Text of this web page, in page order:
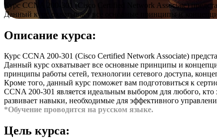
Курс CCNA 200-301 (Cisco Certified Network Associate)
Данный курс охватывает все основные принципы и
Описание курса:
Курс CCNA 200-301 (Cisco Certified Network Associate)
Данный курс охватывает все основные принципы и
принципы работы сетей, технологии сетевого доступа,
Кроме того, данный курс поможет вам подготовиться к
CCNA 200-301 является идеальным выбором для любого, кто
развивает навыки, необходимые для эффективного
*Обучение проводится на русском языке.
Цель курса: